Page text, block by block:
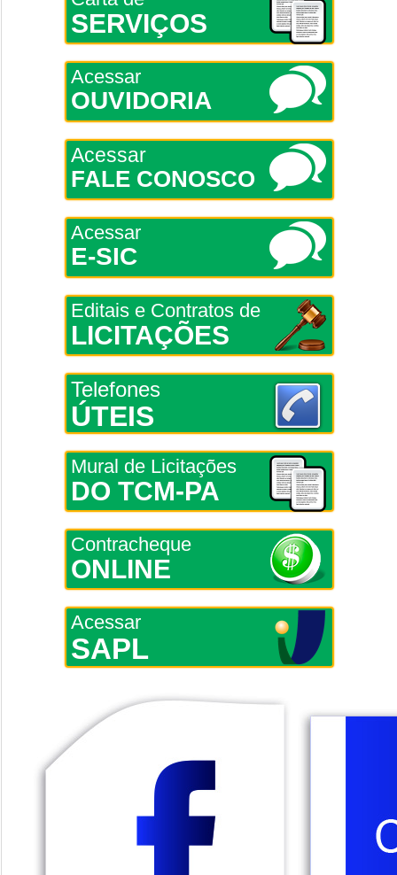
SERVIÇOS
Acessar
OUVIDORIA
Acessar
FALE CONOSCO
Acessar
E-SIC
Editais e Contratos de
LICITAÇÕES
Telefones
ÚTEIS
Mural de Licitações
DO TCM-PA
Contracheque
ONLINE
Acessar
SAPL